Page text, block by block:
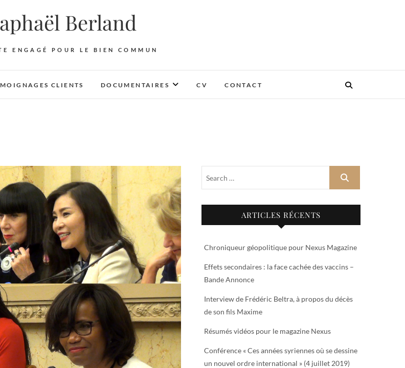
Berland
ENGAGÉ POUR LE BIEN COMMUN
CLIENTS DOCUMENTAIRES CV CONTACT
ARTICLES RÉCENTS
Chroniqueur géopolitique pour Nexus Magazine
Effets secondaires : la face cachée des vaccins –
Bande Annonce
Interview de Frédéric Beltra, à propos du décès
de son fils Maxime
Résumés vidéos pour le magazine Nexus
Conférence « Ces années syriennes où se dessine
un nouvel ordre international » (4 juillet 2019)